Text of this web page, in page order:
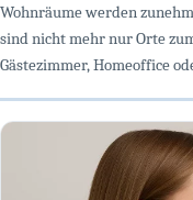
Wohnräume werden
sind nicht mehr nur Orte
Gästezimmer, Homeoffice